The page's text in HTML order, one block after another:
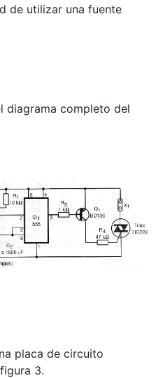
de utilizar una fuente
diagrama completo del
placa de circuito
3.